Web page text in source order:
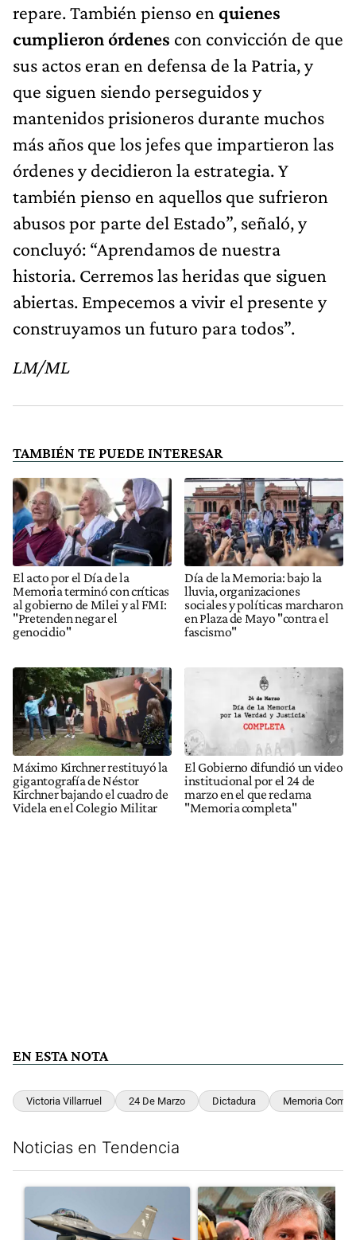
repare. También pienso en quienes
cumplieron órdenes con convicción de que
sus actos eran en defensa de la Patria, y
que siguen siendo perseguidos y
mantenidos prisioneros durante muchos
más años que los jefes que impartieron las
órdenes y decidieron la estrategia. Y
también pienso en aquellos que sufrieron
abusos por parte del Estado”, señaló, y
concluyó: “Aprendamos de nuestra
historia. Cerremos las heridas que siguen
abiertas. Empecemos a vivir el presente y
construyamos un futuro para todos”.
LM/ML
TAMBIÉN TE PUEDE INTERESAR
El acto por el Día de la
Memoria terminó con críticas
al gobierno de Milei y al FMI:
"Pretenden negar el
genocidio"
Día de la Memoria: bajo la
lluvia, organizaciones
sociales y políticas marcharon
en Plaza de Mayo "contra el
fascismo"
Máximo Kirchner restituyó la
gigantografía de Néstor
Kirchner bajando el cuadro de
Videla en el Colegio Militar
El Gobierno difundió un video
institucional por el 24 de
marzo en el que reclama
"Memoria completa"
EN ESTA NOTA
Victoria Villarruel 24 De Marzo Dictadura Memoria
Noticias en Tendencia
Un artículo de tendencia con el título "Los aviones F 16
Un artículo de tendencia con